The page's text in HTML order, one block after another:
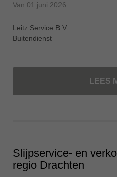
Van 01 juni 2026
Leitz Service B.V.
Buitendienst
LEES
Slijpservice- en
regio Drachten